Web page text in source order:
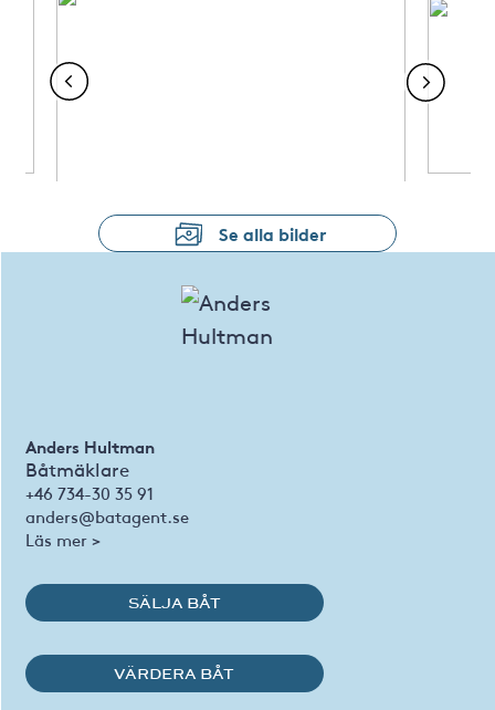
Se alla bilder
Anders Hultman
Båtmäklare
+46 734-30 35 91
anders@batagent.se
Läs mer >
SÄLJA BÅT
VÄRDERA BÅT